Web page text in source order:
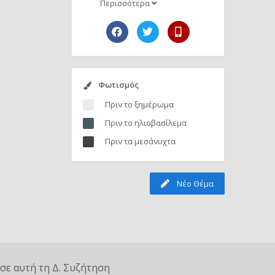
Περισσότερα
Φωτισμός
Πριν το ξημέρωμα
Πριν το ηλιοβασίλεμα
Πριν τα μεσάνυχτα
Νέο Θέμα
αυτή τη Δ. Συζήτηση